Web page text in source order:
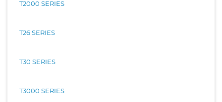
T2000 SERIES
T26 SERIES
T30 SERIES
T3000 SERIES